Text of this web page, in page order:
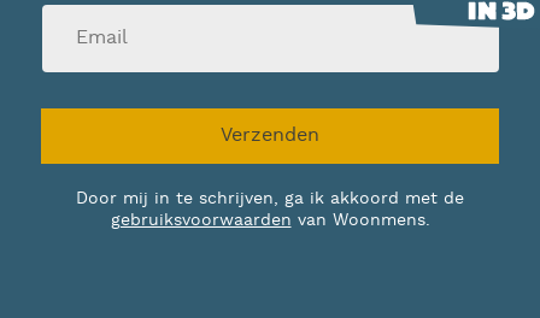
Verzenden
Door mij in te schrijven, ga ik akkoord met de
gebruiksvoorwaarden van Woonmens.